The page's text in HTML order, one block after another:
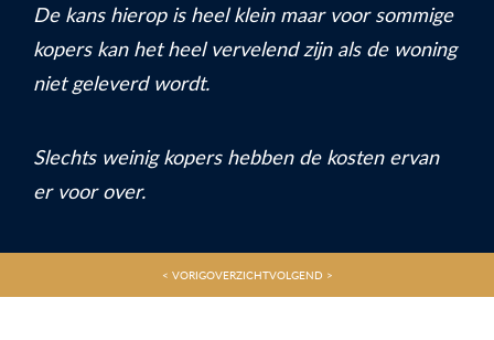
De kans hierop is heel klein maar voor sommige
kopers kan het heel vervelend zijn als de woning
niet geleverd wordt.
Slechts weinig kopers hebben de kosten ervan
er voor over.
< VORIGOVERZICHTVOLGEND >